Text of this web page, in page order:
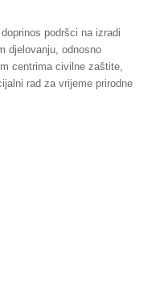
podršci na izradi
djelovanju, odnosno
centrima civilne zaštite,
rad za vrijeme prirodne